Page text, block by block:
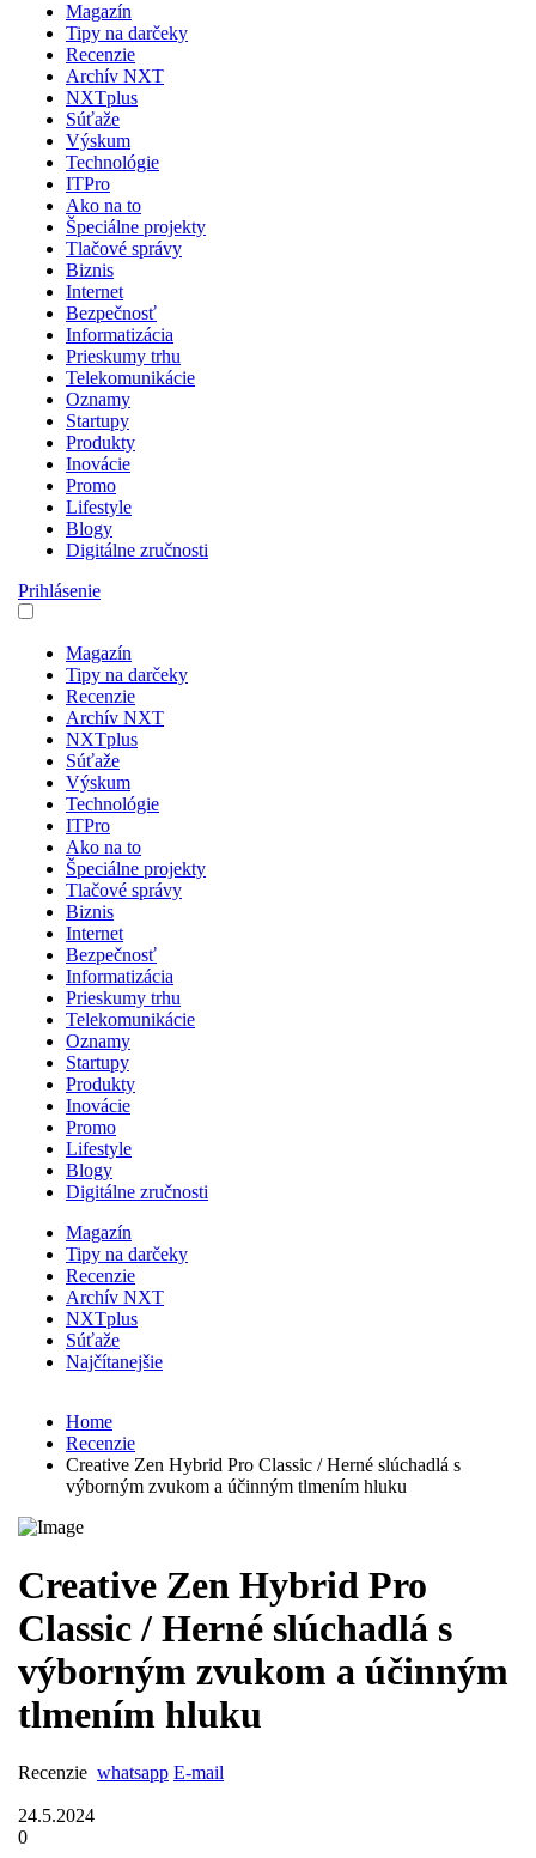
Magazín
Tipy na darčeky
Recenzie
Archív NXT
NXTplus
Súťaže
Výskum
Technológie
ITPro
Ako na to
Špeciálne projekty
Tlačové správy
Biznis
Internet
Bezpečnosť
Informatizácia
Prieskumy trhu
Telekomunikácie
Oznamy
Startupy
Produkty
Inovácie
Promo
Lifestyle
Blogy
Digitálne zručnosti
Prihlásenie
Magazín
Tipy na darčeky
Recenzie
Archív NXT
NXTplus
Súťaže
Výskum
Technológie
ITPro
Ako na to
Špeciálne projekty
Tlačové správy
Biznis
Internet
Bezpečnosť
Informatizácia
Prieskumy trhu
Telekomunikácie
Oznamy
Startupy
Produkty
Inovácie
Promo
Lifestyle
Blogy
Digitálne zručnosti
Magazín
Tipy na darčeky
Recenzie
Archív NXT
NXTplus
Súťaže
Najčítanejšie
Home
Recenzie
Creative Zen Hybrid Pro Classic / Herné slúchadlá s
výborným zvukom a účinným tlmením hluku
Creative Zen Hybrid Pro
Classic / Herné slúchadlá s
výborným zvukom a účinným
tlmením hluku
Recenzie whatsapp E-mail
24.5.2024
0